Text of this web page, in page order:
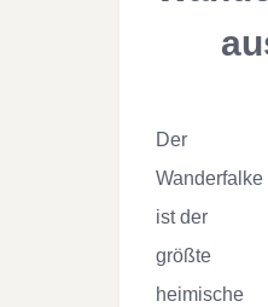
Der
Wanderfalke
ist der
größte
heimische